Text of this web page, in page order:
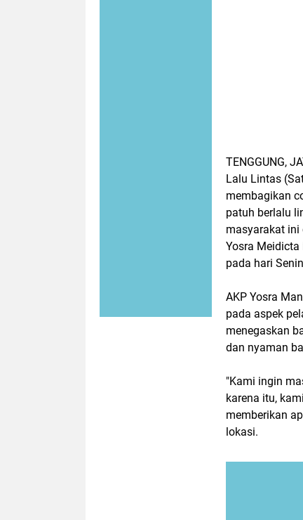
TENGGUNG,
Lalu Lintas
membagikan
patuh berlalu
masyarakat ini
Yosra Meidicta
pada hari
AKP Yosra
pada aspek
menegaskan
dan nyaman
"Kami ingin
karena itu,
memberikan
lokasi.